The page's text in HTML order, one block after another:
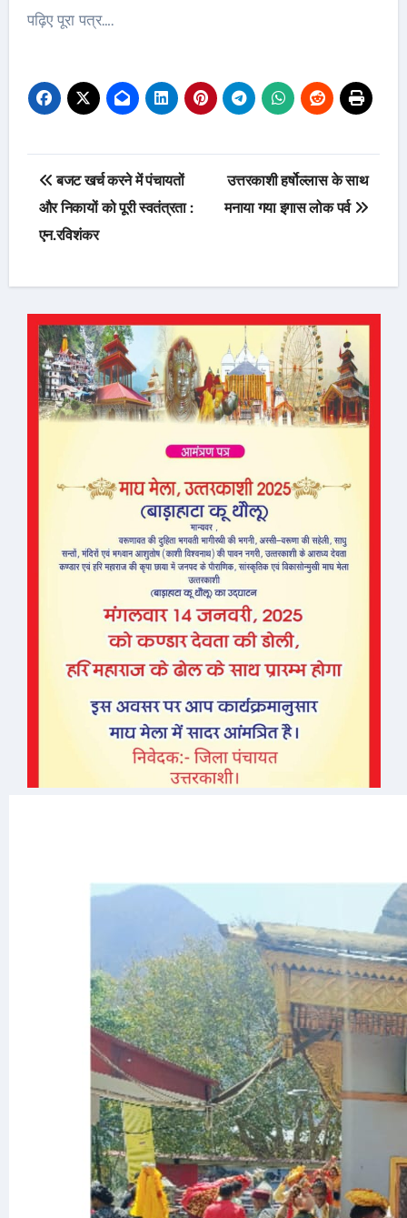
पढ़िए पूरा पत्र….
Post
navigation
बजट खर्च करने में पंचायतों
और निकायों को पूरी स्वतंत्रता :
एन.रविशंकर
उत्तरकाशी हर्षोल्लास के साथ
मनाया गया इगास लोक पर्व